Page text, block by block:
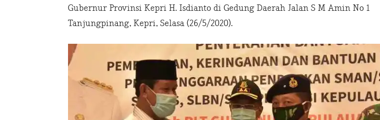
Gubernur Provinsi Kepri H. Isdianto di Gedung Daerah Jalan S M Amin No 1
Tanjungpinang, Kepri, Selasa (26/5/2020).